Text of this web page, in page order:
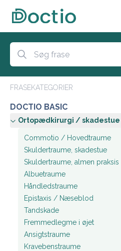
FRASEKATEGORIER
DOCTIO BASIC
Ortopædkirurgi / skadestue
Commotio / Hovedtraume
Skuldertraume, skadestue
Skuldertraume, almen praksis
Albuetraume
Håndledstraume
Epistaxis / Næseblod
Tandskade
Fremmedlegme i øjet
Ansigtstraume
Kravebenstraume